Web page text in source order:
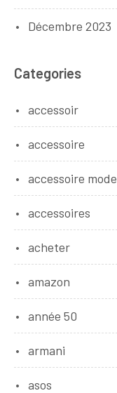
Décembre 2023
Categories
accessoir
accessoire
accessoire mode
accessoires
acheter
amazon
année 50
armani
asos